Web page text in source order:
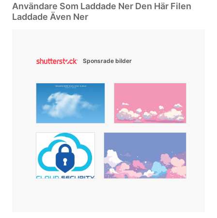
Användare Som Laddade Ner Den Här Filen
Laddade Även Ner
Sponsrade bilder